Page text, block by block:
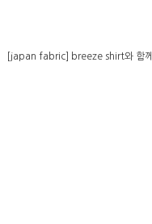
[japan fabric] breeze shirt와 함께